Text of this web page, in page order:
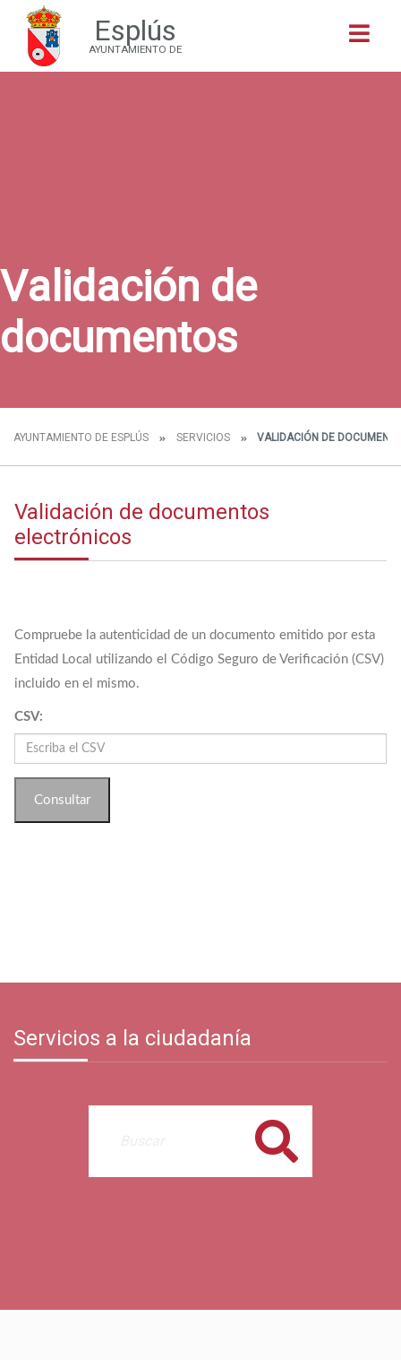
Esplús
AYUNTAMIENTO DE
Validación de
documentos
AYUNTAMIENTO DE ESPLÚS SERVICIOS VALIDACIÓN DE
Validación de documentos
electrónicos
Servicios a la ciudadanía
Buscar